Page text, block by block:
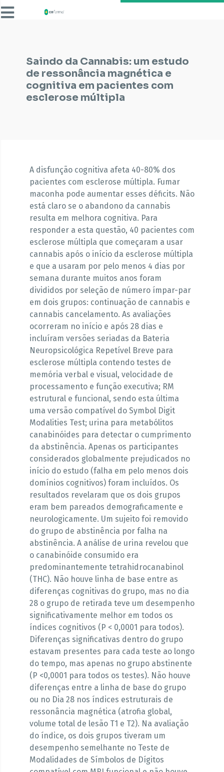
Saindo da Cannabis: um estudo
de ressonância magnética e
cognitiva em pacientes com
esclerose múltipla
A disfunção cognitiva afeta 40-80% dos
pacientes com esclerose múltipla. Fumar
maconha pode aumentar esses déficits. Não
está claro se o abandono da cannabis
resulta em melhora cognitiva. Para
responder a esta questão, 40 pacientes com
esclerose múltipla que começaram a usar
cannabis após o início da esclerose múltipla
e que a usaram por pelo menos 4 dias por
semana durante muitos anos foram
divididos por seleção de número ímpar-par
em dois grupos: continuação de cannabis e
cannabis cancelamento. As avaliações
ocorreram no início e após 28 dias e
incluíram versões seriadas da Bateria
Neuropsicológica Repetível Breve para
esclerose múltipla contendo testes de
memória verbal e visual, velocidade de
processamento e função executiva; RM
estrutural e funcional, sendo esta última
uma versão compatível do Symbol Digit
Modalities Test; urina para metabólitos
canabinóides para detectar o cumprimento
da abstinência. Apenas os participantes
considerados globalmente prejudicados no
início do estudo (falha em pelo menos dois
domínios cognitivos) foram incluídos. Os
resultados revelaram que os dois grupos
eram bem pareados demograficamente e
neurologicamente. Um sujeito foi removido
do grupo de abstinência por falha na
abstinência. A análise de urina revelou que
o canabinóide consumido era
predominantemente tetrahidrocanabinol
(THC). Não houve linha de base entre as
diferenças cognitivas do grupo, mas no dia
28 o grupo de retirada teve um desempenho
significativamente melhor em todos os
índices cognitivos (P < 0,0001 para todos).
Diferenças significativas dentro do grupo
estavam presentes para cada teste ao longo
do tempo, mas apenas no grupo abstinente
(P <0,0001 para todos os testes). Não houve
diferenças entre a linha de base do grupo
ou no Dia 28 nos índices estruturais de
ressonância magnética (atrofia global,
volume total de lesão T1 e T2). Na avaliação
do índice, os dois grupos tiveram um
desempenho semelhante no Teste de
Modalidades de Símbolos de Dígitos